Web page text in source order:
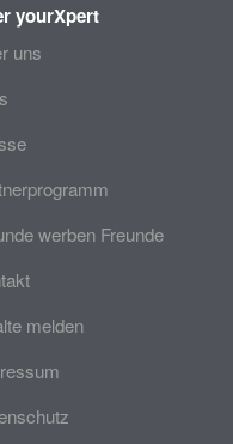
yourXpert
uns
werben Freunde
melden